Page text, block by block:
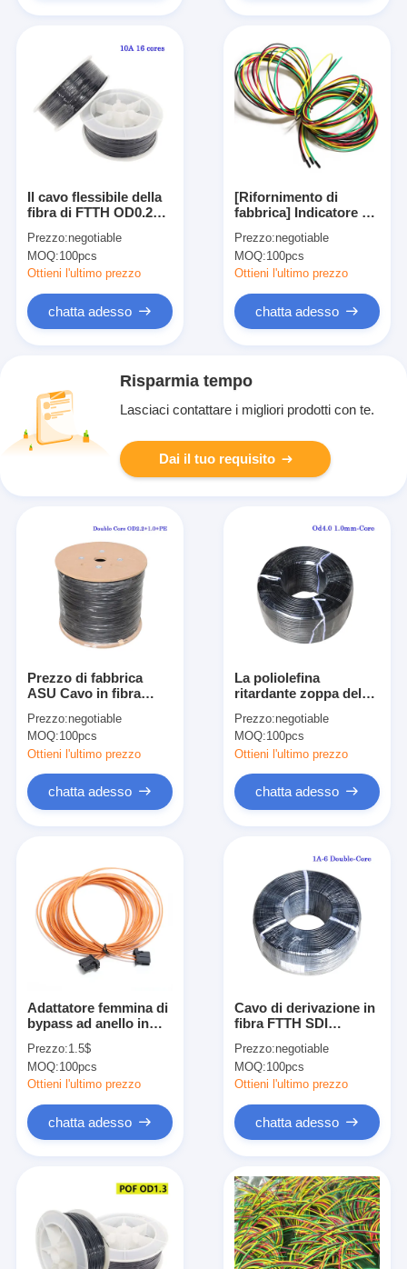
Chi siamo
Il cavo flessibile della
fibra di FTTH OD0.25
l'illuminazione di
plastica della luce
della fibra ottica di
l'automobile/la
decorazione
Prezzo:negotiable
MOQ:100pcs
Ottieni l'ultimo prezzo
chatta adesso
[Rifornimento di
fabbrica] Indicatore di
OD2.2 Muti-Core X4
5M per cavo ottico
industriale,
macchine
Prezzo:negotiable
MOQ:100pcs
Ottieni l'ultimo prezzo
chatta adesso
Risparmia tempo
Lasciaci contattare i migliori prodotti con te.
Dai il tuo requisito
Prezzo di fabbrica
ASU Cavo in fibra
isolato in poliolefina
OD2.2 SDI HD Cavi
elettrici per autoveicoli
Prezzo:negotiable
MOQ:100pcs
Ottieni l'ultimo prezzo
chatta adesso
La poliolefina
ritardante zoppa del
fibra di FTTH ha
isolato l'alta
definizione di ASU
OD4.0 1.0SDI per
Transmassion del
segnale
Prezzo:negotiable
MOQ:100pcs
Ottieni l'ultimo prezzo
chatta adesso
Adattatore femmina di
bypass ad anello in
MOST per Mercedes
BGM
Prezzo:1.5$
MOQ:100pcs
Ottieni l'ultimo prezzo
chatta adesso
Cavo di derivazione in
fibra FTTH SDI
ottico 5M 10M
Poliolefina ignifuga
isolata 1A-6
Prezzo:negotiable
MOQ:100pcs
Ottieni l'ultimo prezzo
chatta adesso